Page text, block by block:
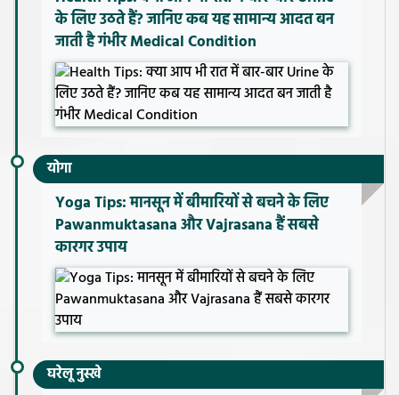
के लिए उठते हैं? जानिए कब यह सामान्य आदत बन
जाती है गंभीर Medical Condition
योगा
Yoga Tips: मानसून में बीमारियों से बचने के लिए
Pawanmuktasana और Vajrasana हैं सबसे
कारगर उपाय
घरेलू नुस्खे